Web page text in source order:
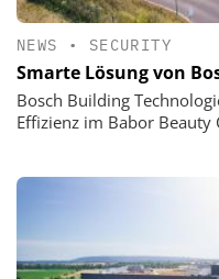
NEWS • SECURITY
Smarte Lösung von
Bosch Building
Effizienz im Babor Beauty